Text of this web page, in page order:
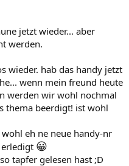
jetzt wieder... aber
werden.
wieder. hab das handy jetzt
wenn mein freund heute
werden wir wohl nochmal
thema beerdigt! ist wohl
eh ne neue handy-nr
erledigt 😀
tapfer gelesen hast ;D